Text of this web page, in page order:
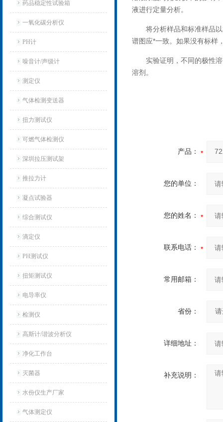
药品稳定性试验箱
一氧化碳分析仪
PH计
噪音计/声级计
测定仪
气体检测变送器
扭力测试仪
可燃气体检测仪
深圳拉压测试架
推拉力计
凝点试验器
综合测试仪
滴定仪
PH测试仪
扭矩测试仪
电导率仪
检测仪
高斯计/谐波分析仪
净化工作台
灭菌器
水份仪生产厂家
气体测定仪
液进行定量分析。
将分析样品和标准样品
谱图应*一致。如果没有标样
实验证明，不同的极性
溶剂。
产品：
您的单位：
您的姓名：
联系电话：
常用邮箱：
省份：
详细地址：
补充说明：